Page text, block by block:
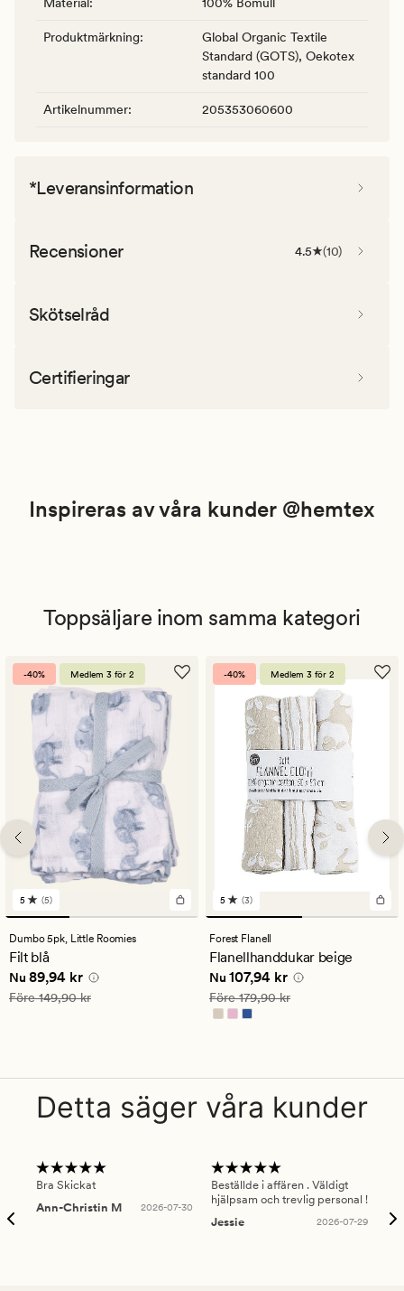
Produktmärkning:
Global Organic Textile
Standard (GOTS), Oekotex
standard 100
Artikelnummer: 205353060600
*Leveransinformation
Recensioner 4.5 (10)
Skötselråd
Certifieringar
Inspireras av våra kunder @hemtex
Toppsäljare inom samma kategori
-40% Medlem 3 för 2
5
omdömen
med
ett
genomsnittligt
betyg
på
5
5 (5)
Dumbo 5pk, Little Roomies
Filt blå
Nuvarande pris
Nu 89,94 kr
Ordinarie pris 149,90 kr
Före149,90 kr
-40% Medlem 3 för 2
3
omdömen
med
ett
genomsnittligt
betyg
på
5
5 (3)
Forest Flanell
Flanellhanddukar beige
Nuvarande pris
Nu 107,94 kr
Ordinarie pris 179,90 kr
Före179,90 kr
Detta säger våra kunder
Bra Skickat
Ann-Christin M
2026-07-30
Beställde i affären . Väldigt
hjälpsam och trevlig personal !
Jessie
2026-07-29